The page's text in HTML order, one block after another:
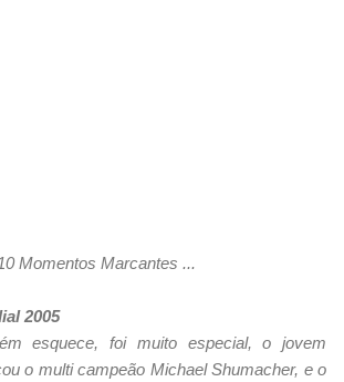
10 Momentos Marcantes ...
2005
esquece, foi muito especial, o jovem
o multi campeão Michael Shumacher, e o